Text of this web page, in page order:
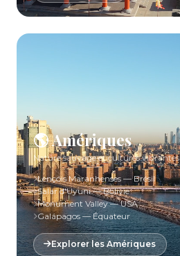
🌎 Amériques
Nature sauvage et cultures vibrantes
Lençóis Maranhenses — Brésil
Salar d'Uyuni — Bolivie
Monument Valley — USA
Galápagos — Équateur
Explorer les Amériques